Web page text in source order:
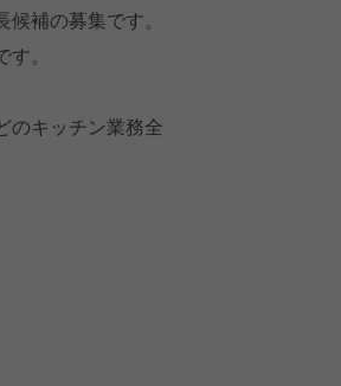
補の募集です。
。
のキッチン業務全